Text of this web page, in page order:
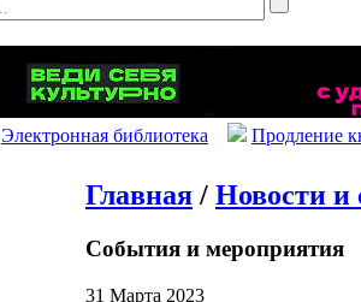
Электронная библиотека Продление
Главная / Новости и
События и мероприятия
31 Марта 2023